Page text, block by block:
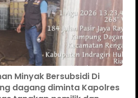
Minyak Bersubsidi Di
dagang diminta Kapolres